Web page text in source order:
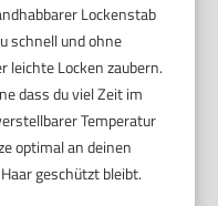
Lockenstab
schnell und ohne
leichte Locken zaubern.
dass du viel Zeit im
Temperatur
optimal an deinen
geschützt bleibt.